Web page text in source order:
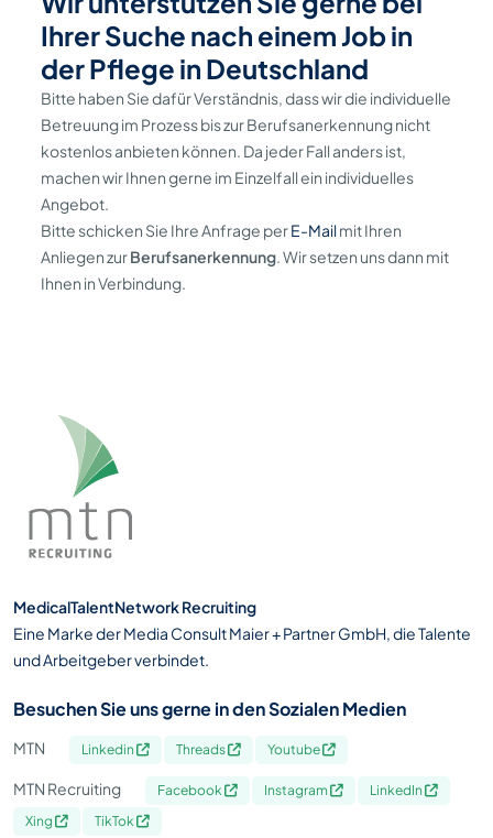
Ihrer Suche nach einem Job in
der Pflege in Deutschland
Bitte haben Sie dafür Verständnis, dass wir die individuelle
Betreuung im Prozess bis zur Berufsanerkennung nicht
kostenlos anbieten können. Da jeder Fall anders ist,
machen wir Ihnen gerne im Einzelfall ein individuelles
Angebot.
Bitte schicken Sie Ihre Anfrage perE-Mailmit Ihren
Anliegen zurBerufsanerkennung. Wir setzen uns dann mit
Ihnen in Verbindung.
MedicalTalentNetwork Recruiting
Eine Marke der Media Consult Maier + Partner GmbH, die Talente
und Arbeitgeber verbindet.
Besuchen Sie uns gerne in den Sozialen Medien
MTN Linkedin Threads Youtube
MTN Recruiting Facebook Instagram
LinkedIn
Xing
TikTok